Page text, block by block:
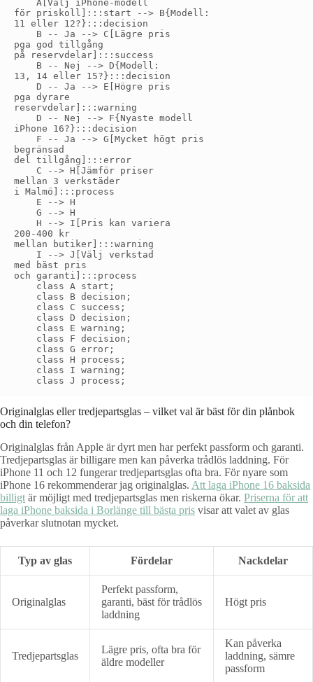
    A[Välj iPhone-modell
för priskoll]:::start --> B{Modell:
11 eller 12?}:::decision
    B -- Ja --> C[Lägre pris
pga god tillgång
på reservdelar]:::success
    B -- Nej --> D{Modell:
13, 14 eller 15?}:::decision
    D -- Ja --> E[Högre pris
pga dyrare
reservdelar]:::warning
    D -- Nej --> F{Nyaste modell
iPhone 16?}:::decision
    F -- Ja --> G[Mycket högt pris
begränsad
del tillgång]:::error
    C --> H[Jämför priser
mellan 3 verkstäder
i Malmö]:::process
    E --> H
    G --> H
    H --> I[Pris kan variera
200-400 kr
mellan butiker]:::warning
    I --> J[Välj verkstad
med bäst pris
och garanti]:::process
    class A start;
    class B decision;
    class C success;
    class D decision;
    class E warning;
    class F decision;
    class G error;
    class H process;
    class I warning;
Originalglas eller tredjepartsglas – vilket val är bäst för din plånbok
och din telefon?
Originalglas från Apple är dyrt men har perfekt passform och garanti.
Tredjepartsglas är billigare men kan påverka trådlös laddning. För
iPhone 11 och 12 fungerar tredjepartsglas ofta bra. För nyare som
iPhone 16 rekommenderar jag originalglas. Att laga iPhone 16 baksida
billigt är möjligt med tredjepartsglas men riskerna ökar. Priserna för att
laga iPhone baksida i Borlänge till bästa pris visar att valet av glas
påverkar slutnotan mycket.
Typ av glas Fördelar Nackdelar
Originalglas
Perfekt passform,
garanti, bäst för trådlös
laddning
Högt pris
Tredjepartsglas
Lägre pris, ofta bra för
äldre modeller
Kan påverka
laddning, sämre
passform